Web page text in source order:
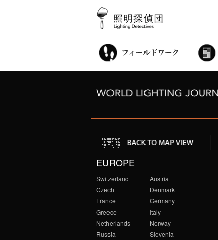
EUROPE
Switzerland
Austria
Czech
Denmark
France
Germany
Greece
Italy
Netherlands
Norway
Russia
Slovenia